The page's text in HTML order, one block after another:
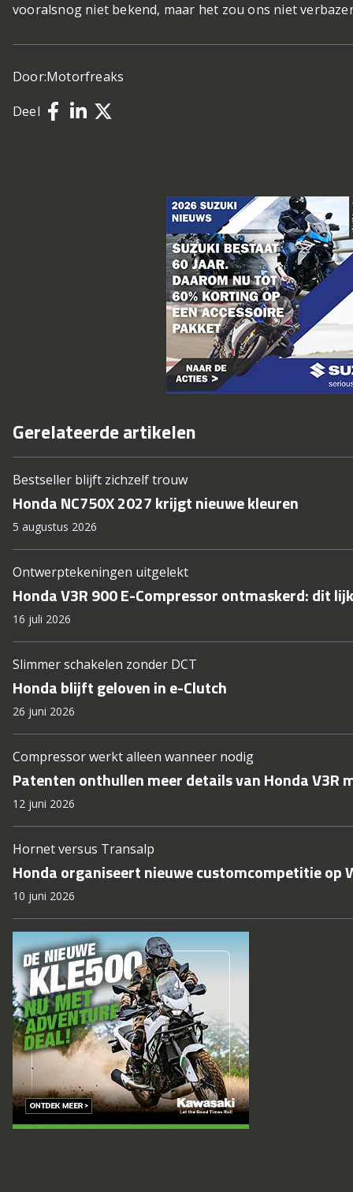
vooralsnog niet bekend, maar het zou ons niet
Door:Motorfreaks
Deel
Gerelateerde artikelen
Bestseller blijft zichzelf trouw
Honda NC750X 2027 krijgt nieuwe kleuren
5 augustus 2026
Ontwerptekeningen uitgelekt
Honda V3R 900 E-Compressor ontmaskerd: dit
16 juli 2026
Slimmer schakelen zonder DCT
Honda blijft geloven in e-Clutch
26 juni 2026
Compressor werkt alleen wanneer nodig
Patenten onthullen meer details van Honda V3R
12 juni 2026
Hornet versus Transalp
Honda organiseert nieuwe customcompetitie op
10 juni 2026